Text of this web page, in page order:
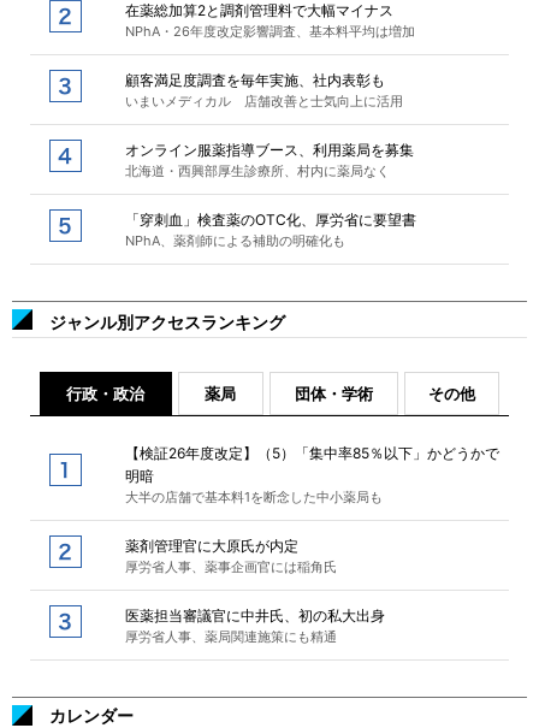
在薬総加算2と調剤管理料で大幅マイナス
NPhA・26年度改定影響調査、基本料平均は増加
顧客満足度調査を毎年実施、社内表彰も
いまいメディカル 店舗改善と士気向上に活用
オンライン服薬指導ブース、利用薬局を募集
北海道・西興部厚生診療所、村内に薬局なく
「穿刺血」検査薬のOTC化、厚労省に要望書
NPhA、薬剤師による補助の明確化も
ジャンル別アクセスランキング
行政・政治 薬局 団体・学術 その他
【検証26年度改定】（5）「集中率85％以下」かどうかで
明暗
大半の店舗で基本料1を断念した中小薬局も
薬剤管理官に大原氏が内定
厚労省人事、薬事企画官には稲角氏
医薬担当審議官に中井氏、初の私大出身
厚労省人事、薬局関連施策にも精通
カレンダー